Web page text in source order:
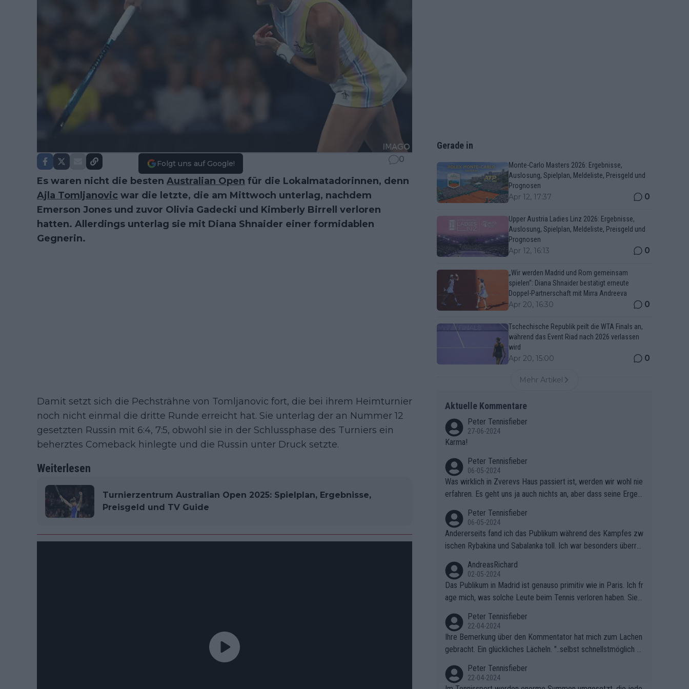
Folgt uns auf Google! 0
Es waren nicht die besten Australian Open für die Lokalmatadorinnen, denn
Ajla Tomljanovic war die letzte, die am Mittwoch unterlag, nachdem
Emerson Jones und zuvor Olivia Gadecki und Kimberly Birrell verloren
hatten. Allerdings unterlag sie mit Diana Shnaider einer formidablen
Gegnerin.
Damit setzt sich die Pechsträhne von Tomljanovic fort, die bei ihrem Heimturnier
noch nicht einmal die dritte Runde erreicht hat. Sie unterlag der an Nummer 12
gesetzten Russin mit 6:4, 7:5, obwohl sie in der Schlussphase des Turniers ein
beherztes Comeback hinlegte und die Russin unter Druck setzte.
Weiterlesen
Turnierzentrum Australian Open 2025: Spielplan, Ergebnisse,
Preisgeld und TV Guide
Gerade in
Monte-Carlo Masters 2026: Ergebnisse,
Auslosung, Spielplan, Meldeliste, Preisgeld und
Prognosen
Apr 12, 17:37 0
Upper Austria Ladies Linz 2026: Ergebnisse,
Auslosung, Spielplan, Meldeliste, Preisgeld und
Prognosen
Apr 12, 16:13 0
„Wir werden Madrid und Rom gemeinsam
spielen“: Diana Shnaider bestätigt erneute
Doppel-Partnerschaft mit Mirra Andreeva
Apr 20, 16:30 0
Tschechische Republik peilt die WTA Finals an,
während das Event Riad nach 2026 verlassen
wird
Apr 20, 15:00 0
Mehr Artikel
Aktuelle Kommentare
Peter Tennisfieber
27-06-2024
Karma!
Peter Tennisfieber
06-05-2024
Was wirklich in Zverevs Haus passiert ist, werden wir wohl nie
erfahren. Es geht uns ja auch nichts an, aber dass seine Ergeb
Peter Tennisfieber
06-05-2024
Andererseits fand ich das Publikum während des Kampfes zw
ischen Rybakina und Sabalanka toll. Ich war besonders überras
AndreasRichard
02-05-2024
Das Publikum in Madrid ist genauso primitiv wie in Paris. Ich fr
age mich, was solche Leute beim Tennis verloren haben. Sie s
ben.
Peter Tennisfieber
22-04-2024
Ihre Bemerkung über den Kommentator hat mich zum Lachen
gebracht. Ein glückliches Lächeln. "..selbst schnellstmöglich na
Peter Tennisfieber
22-04-2024